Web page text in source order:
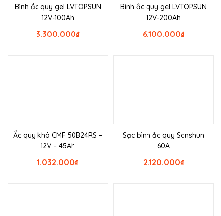
Bình ắc quy gel LVTOPSUN
12V-100Ah
₫
3.300.000
Bình ắc quy gel LVTOPSUN
12V-200Ah
₫
6.100.000
Ắc quy khô CMF 50B24RS –
12V – 45Ah
₫
1.032.000
Sạc bình ắc quy Sanshun
60A
₫
2.120.000